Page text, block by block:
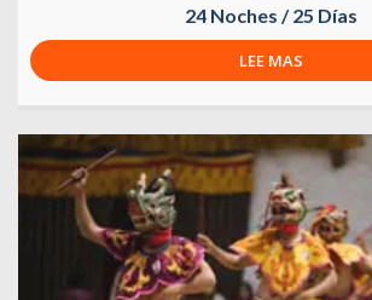
24 Noches / 25 Días
LEE MAS